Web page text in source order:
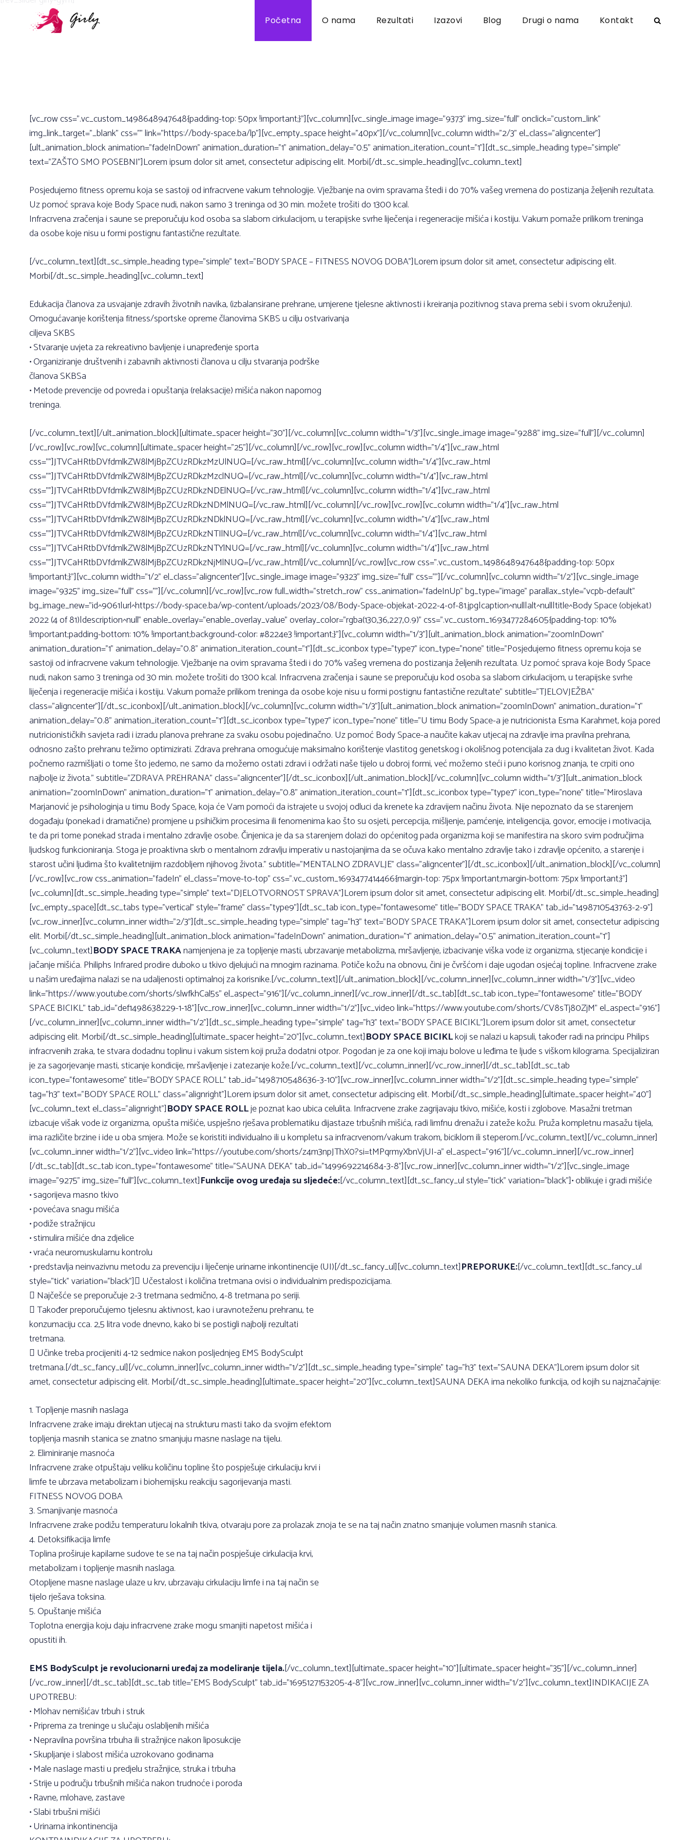
Početna O nama Rezultati Izazovi Blog Drugi o nama Kontakt
[vc_row css=”.vc_custom_1498648947648{padding-top: 50px !important;}”][vc_column][vc_single_image image=”9373” img_size=”full” onclick=”custom_link”
img_link_target=”_blank” css=”” link=”https://body-space.ba/lp”][vc_empty_space height=”40px”][/vc_column][vc_column width=”2/3” el_class=”aligncenter”]
[ult_animation_block animation=”fadeInDown” animation_duration=”1” animation_delay=”0.5” animation_iteration_count=”1”][dt_sc_simple_heading type=”simple”
text=”ZAŠTO SMO POSEBNI”]Lorem ipsum dolor sit amet, consectetur adipiscing elit. Morbi[/dt_sc_simple_heading][vc_column_text]
Posjedujemo fitness opremu koja se sastoji od infracrvene vakum tehnologije. Vježbanje na ovim spravama štedi i do 70% vašeg vremena do postizanja željenih rezultata.
Uz pomoć sprava koje Body Space nudi, nakon samo 3 treninga od 30 min. možete trošiti do 1300 kcal.
Infracrvena zračenja i saune se preporučuju kod osoba sa slabom cirkulacijom, u terapijske svrhe liječenja i regeneracije mišića i kostiju. Vakum pomaže prilikom treninga
da osobe koje nisu u formi postignu fantastične rezultate.
[/vc_column_text][dt_sc_simple_heading type=”simple” text=”BODY SPACE – FITNESS NOVOG DOBA”]Lorem ipsum dolor sit amet, consectetur adipiscing elit.
Morbi[/dt_sc_simple_heading][vc_column_text]
Edukacija članova za usvajanje zdravih životnih navika, (izbalansirane prehrane, umjerene tjelesne aktivnosti i kreiranja pozitivnog stava prema sebi i svom okruženju).
Omogućavanje korištenja fitness/sportske opreme članovima SKBS u cilju ostvarivanja
ciljeva SKBS
• Stvaranje uvjeta za rekreativno bavljenje i unapređenje sporta
• Organiziranje društvenih i zabavnih aktivnosti članova u cilju stvaranja podrške
članova SKBSa
• Metode prevencije od povreda i opuštanja (relaksacije) mišića nakon napornog
treninga.
[/vc_column_text][/ult_animation_block][ultimate_spacer height=”30”][/vc_column][vc_column width=”1/3”][vc_single_image image=”9288” img_size=”full”][/vc_column]
[/vc_row][vc_row][vc_column][ultimate_spacer height=”25”][/vc_column][/vc_row][vc_row][vc_column width=”1/4”][vc_raw_html
css=””]JTVCaHRtbDVfdmlkZW8lMjBpZCUzRDkzMzUlNUQ=[/vc_raw_html][/vc_column][vc_column width=”1/4”][vc_raw_html
css=””]JTVCaHRtbDVfdmlkZW8lMjBpZCUzRDkzMzclNUQ=[/vc_raw_html][/vc_column][vc_column width=”1/4”][vc_raw_html
css=””]JTVCaHRtbDVfdmlkZW8lMjBpZCUzRDkzNDElNUQ=[/vc_raw_html][/vc_column][vc_column width=”1/4”][vc_raw_html
css=””]JTVCaHRtbDVfdmlkZW8lMjBpZCUzRDkzNDMlNUQ=[/vc_raw_html][/vc_column][/vc_row][vc_row][vc_column width=”1/4”][vc_raw_html
css=””]JTVCaHRtbDVfdmlkZW8lMjBpZCUzRDkzNDklNUQ=[/vc_raw_html][/vc_column][vc_column width=”1/4”][vc_raw_html
css=””]JTVCaHRtbDVfdmlkZW8lMjBpZCUzRDkzNTIlNUQ=[/vc_raw_html][/vc_column][vc_column width=”1/4”][vc_raw_html
css=””]JTVCaHRtbDVfdmlkZW8lMjBpZCUzRDkzNTYlNUQ=[/vc_raw_html][/vc_column][vc_column width=”1/4”][vc_raw_html
css=””]JTVCaHRtbDVfdmlkZW8lMjBpZCUzRDkzNjMlNUQ=[/vc_raw_html][/vc_column][/vc_row][vc_row css=”.vc_custom_1498648947648{padding-top: 50px
!important;}”][vc_column width=”1/2” el_class=”aligncenter”][vc_single_image image=”9323” img_size=”full” css=””][/vc_column][vc_column width=”1/2”][vc_single_image
image=”9325” img_size=”full” css=””][/vc_column][/vc_row][vc_row full_width=”stretch_row” css_animation=”fadeInUp” bg_type=”image” parallax_style=”vcpb-default”
bg_image_new=”id^9061|url^https://body-space.ba/wp-content/uploads/2023/08/Body-Space-objekat-2022-4-of-81.jpg|caption^null|alt^null|title^Body Space (objekat)
2022 (4 of 81)|description^null” enable_overlay=”enable_overlay_value” overlay_color=”rgba(130,36,227,0.9)” css=”.vc_custom_1693477284605{padding-top: 10%
!important;padding-bottom: 10% !important;background-color: #8224e3 !important;}”][vc_column width=”1/3”][ult_animation_block animation=”zoomInDown”
animation_duration=”1” animation_delay=”0.8” animation_iteration_count=”1”][dt_sc_iconbox type=”type7” icon_type=”none” title=”Posjedujemo fitness opremu koja se
sastoji od infracrvene vakum tehnologije. Vježbanje na ovim spravama štedi i do 70% vašeg vremena do postizanja željenih rezultata. Uz pomoć sprava koje Body Space
nudi, nakon samo 3 treninga od 30 min. možete trošiti do 1300 kcal. Infracrvena zračenja i saune se preporučuju kod osoba sa slabom cirkulacijom, u terapijske svrhe
liječenja i regeneracije mišića i kostiju. Vakum pomaže prilikom treninga da osobe koje nisu u formi postignu fantastične rezultate” subtitle=”TJELOVJEŽBA”
class=”aligncenter”][/dt_sc_iconbox][/ult_animation_block][/vc_column][vc_column width=”1/3”][ult_animation_block animation=”zoomInDown” animation_duration=”1”
animation_delay=”0.8” animation_iteration_count=”1”][dt_sc_iconbox type=”type7” icon_type=”none” title=”U timu Body Space-a je nutricionista Esma Karahmet, koja pored
nutricionističkih savjeta radi i izradu planova prehrane za svaku osobu pojedinačno. Uz pomoć Body Space-a naučite kakav utjecaj na zdravlje ima pravilna prehrana,
odnosno zašto prehranu težimo optimizirati. Zdrava prehrana omogućuje maksimalno korištenje vlastitog genetskog i okolišnog potencijala za dug i kvalitetan život. Kada
počnemo razmišljati o tome što jedemo, ne samo da možemo ostati zdravi i održati naše tijelo u dobroj formi, već možemo steći i puno korisnog znanja, te crpiti ono
najbolje iz života.” subtitle=”ZDRAVA PREHRANA” class=”aligncenter”][/dt_sc_iconbox][/ult_animation_block][/vc_column][vc_column width=”1/3”][ult_animation_block
animation=”zoomInDown” animation_duration=”1” animation_delay=”0.8” animation_iteration_count=”1”][dt_sc_iconbox type=”type7” icon_type=”none” title=”Miroslava
Marjanović je psihologinja u timu Body Space, koja će Vam pomoći da istrajete u svojoj odluci da krenete ka zdravijem načinu života. Nije nepoznato da se starenjem
događaju (ponekad i dramatične) promjene u psihičkim procesima ili fenomenima kao što su osjeti, percepcija, mišljenje, pamćenje, inteligencija, govor, emocije i motivacija,
te da pri tome ponekad strada i mentalno zdravlje osobe. Činjenica je da sa starenjem dolazi do općenitog pada organizma koji se manifestira na skoro svim područjima
ljudskog funkcioniranja. Stoga je proaktivna skrb o mentalnom zdravlju imperativ u nastojanjima da se očuva kako mentalno zdravlje tako i zdravlje općenito, a starenje i
starost učini ljudima što kvalitetnijim razdobljem njihovog života.” subtitle=”MENTALNO ZDRAVLJE” class=”aligncenter”][/dt_sc_iconbox][/ult_animation_block][/vc_column]
[/vc_row][vc_row css_animation=”fadeIn” el_class=”move-to-top” css=”.vc_custom_1693477414466{margin-top: 75px !important;margin-bottom: 75px !important;}”]
[vc_column][dt_sc_simple_heading type=”simple” text=”DJELOTVORNOST SPRAVA”]Lorem ipsum dolor sit amet, consectetur adipiscing elit. Morbi[/dt_sc_simple_heading]
[vc_empty_space][dt_sc_tabs type=”vertical” style=”frame” class=”type9”][dt_sc_tab icon_type=”fontawesome” title=”BODY SPACE TRAKA” tab_id=”1498710543763-2-9”]
[vc_row_inner][vc_column_inner width=”2/3”][dt_sc_simple_heading type=”simple” tag=”h3” text=”BODY SPACE TRAKA”]Lorem ipsum dolor sit amet, consectetur adipiscing
elit. Morbi[/dt_sc_simple_heading][ult_animation_block animation=”fadeInDown” animation_duration=”1” animation_delay=”0.5” animation_iteration_count=”1”]
[vc_column_text]BODY SPACE TRAKAnamjenjena je za topljenje masti, ubrzavanje metabolizma, mršavljenje, izbacivanje viška vode iz organizma, stjecanje kondicije i
jačanje mišića. Philiphs Infrared prodire duboko u tkivo djelujući na mnogim razinama. Potiče kožu na obnovu, čini je čvršćom i daje ugodan osjećaj topline. Infracrvene zrake
u našim uređajima nalazi se na udaljenosti optimalnoj za korisnike.[/vc_column_text][/ult_animation_block][/vc_column_inner][vc_column_inner width=”1/3”][vc_video
link=”https://www.youtube.com/shorts/slwfkhCal5s” el_aspect=”916”][/vc_column_inner][/vc_row_inner][/dt_sc_tab][dt_sc_tab icon_type=”fontawesome” title=”BODY
SPACE BICIKL” tab_id=”def1498638229-1-18”][vc_row_inner][vc_column_inner width=”1/2”][vc_video link=”https://www.youtube.com/shorts/CV8sTj80ZjM” el_aspect=”916”]
[/vc_column_inner][vc_column_inner width=”1/2”][dt_sc_simple_heading type=”simple” tag=”h3” text=”BODY SPACE BICIKL”]Lorem ipsum dolor sit amet, consectetur
adipiscing elit. Morbi[/dt_sc_simple_heading][ultimate_spacer height=”20”][vc_column_text]BODY SPACE BICIKLkoji se nalazi u kapsuli, također radi na principu Philips
infracrvenih zraka, te stvara dodadnu toplinu i vakum sistem koji pruža dodatni otpor. Pogodan je za one koji imaju bolove u leđima te ljude s viškom kilograma. Specijaliziran
je za sagorjevanje masti, sticanje kondicije, mršavljenje i zatezanje kože.[/vc_column_text][/vc_column_inner][/vc_row_inner][/dt_sc_tab][dt_sc_tab
icon_type=”fontawesome” title=”BODY SPACE ROLL” tab_id=”1498710548636-3-10”][vc_row_inner][vc_column_inner width=”1/2”][dt_sc_simple_heading type=”simple”
tag=”h3” text=”BODY SPACE ROLL” class=”alignright”]Lorem ipsum dolor sit amet, consectetur adipiscing elit. Morbi[/dt_sc_simple_heading][ultimate_spacer height=”40”]
[vc_column_text el_class=”alignright”]BODY SPACE ROLLje poznat kao ubica celulita. Infracrvene zrake zagrijavaju tkivo, mišiće, kosti i zglobove. Masažni tretman
izbacuje višak vode iz organizma, opušta mišiće, uspješno rješava problematiku dijastaze trbušnih mišića, radi limfnu drenažu i zateže kožu. Pruža kompletnu masažu tijela,
ima različite brzine i ide u oba smjera. Može se koristiti individualno ili u kompletu sa infracrvenom/vakum trakom, biciklom ili steperom.[/vc_column_text][/vc_column_inner]
[vc_column_inner width=”1/2”][vc_video link=”https://youtube.com/shorts/z4m3npJThX0?si=tMPqrmyXbnVjUI-a” el_aspect=”916”][/vc_column_inner][/vc_row_inner]
[/dt_sc_tab][dt_sc_tab icon_type=”fontawesome” title=”SAUNA DEKA” tab_id=”1499692214684-3-8”][vc_row_inner][vc_column_inner width=”1/2”][vc_single_image
image=”9275” img_size=”full”][vc_column_text]Funkcije ovog uređaja su sljedeće:[/vc_column_text][dt_sc_fancy_ul style=”tick” variation=”black”]• oblikuje i gradi mišiće
• sagorijeva masno tkivo
• povećava snagu mišića
• podiže stražnjicu
• stimulira mišiće dna zdjelice
• vraća neuromuskularnu kontrolu
• predstavlja neinvazivnu metodu za prevenciju i liječenje urinarne inkontinencije (UI)[/dt_sc_fancy_ul][vc_column_text]PREPORUKE:[/vc_column_text][dt_sc_fancy_ul
style=”tick” variation=”black”] Učestalost i količina tretmana ovisi o individualnim predispozicijama.
 Najčešće se preporučuje 2-3 tretmana sedmično, 4-8 tretmana po seriji.
 Također preporučujemo tjelesnu aktivnost, kao i uravnoteženu prehranu, te
konzumaciju cca. 2,5 litra vode dnevno, kako bi se postigli najbolji rezultati
tretmana.
 Učinke treba procijeniti 4-12 sedmice nakon posljednjeg EMS BodySculpt
tretmana.[/dt_sc_fancy_ul][/vc_column_inner][vc_column_inner width=”1/2”][dt_sc_simple_heading type=”simple” tag=”h3” text=”SAUNA DEKA”]Lorem ipsum dolor sit
amet, consectetur adipiscing elit. Morbi[/dt_sc_simple_heading][ultimate_spacer height=”20”][vc_column_text]SAUNA DEKA ima nekoliko funkcija, od kojih su najznačajnije:
1. Topljenje masnih naslaga
Infracrvene zrake imaju direktan utjecaj na strukturu masti tako da svojim efektom
topljenja masnih stanica se znatno smanjuju masne naslage na tijelu.
2. Eliminiranje masnoća
Infracrvene zrake otpuštaju veliku količinu topline što pospješuje cirkulaciju krvi i
limfe te ubrzava metabolizam i biohemijsku reakciju sagorijevanja masti.
FITNESS NOVOG DOBA
3. Smanjivanje masnoća
Infracrvene zrake podižu temperaturu lokalnih tkiva, otvaraju pore za prolazak znoja te se na taj način znatno smanjuje volumen masnih stanica.
4. Detoksifikacija limfe
Toplina proširuje kapilarne sudove te se na taj način pospješuje cirkulacija krvi,
metabolizam i topljenje masnih naslaga.
Otopljene masne naslage ulaze u krv, ubrzavaju cirkulaciju limfe i na taj način se
tijelo rješava toksina.
5. Opuštanje mišića
Toplotna energija koju daju infracrvene zrake mogu smanjiti napetost mišića i
opustiti ih.
EMS BodySculpt je revolucionarni uređaj za modeliranje tijela.[/vc_column_text][ultimate_spacer height=”10”][ultimate_spacer height=”35”][/vc_column_inner]
[/vc_row_inner][/dt_sc_tab][dt_sc_tab title=”EMS BodySculpt” tab_id=”1695127153205-4-8”][vc_row_inner][vc_column_inner width=”1/2”][vc_column_text]INDIKACIJE ZA
UPOTREBU:
• Mlohav nemišićav trbuh i struk
• Priprema za treninge u slučaju oslabljenih mišića
• Nepravilna površina trbuha ili stražnjice nakon liposukcije
• Skupljanje i slabost mišića uzrokovano godinama
• Male naslage masti u predjelu stražnjice, struka i trbuha
• Strije u području trbušnih mišića nakon trudnoće i poroda
• Ravne, mlohave, zastave
• Slabi trbušni mišići
• Urinarna inkontinencija